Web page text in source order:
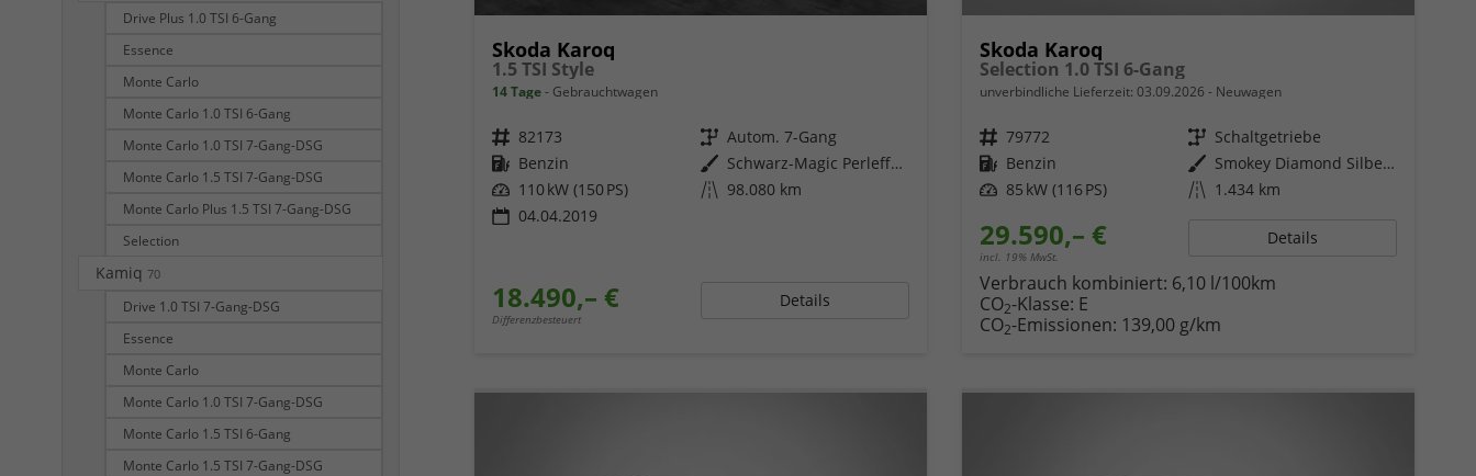
Skoda Karoq
1.5 TSI Style
14 Tage Gebrauchtwagen
Fahrzeugnr. 82173 Getriebe Autom. 7-Gang
Kraftstoff Benzin Außenfarbe
Schwarz-Magic Perleffekt
Leistung 110 kW (150 PS) Kilometerstand 98.080 km
04.04.2019
18.490,– €
Differenzbesteuert
Details
Skoda Karoq
Selection 1.0 TSI 6-Gang
unverbindliche Lieferzeit: 03.09.2026 Neuwagen
Fahrzeugnr. 79772 Getriebe Schaltgetriebe
Kraftstoff Benzin Außenfarbe
Smokey Diamond Silber Metallic
Leistung 85 kW (116 PS) Kilometerstand 1.434 km
29.590,– €
incl. 19% MwSt.
Details
Verbrauch kombiniert: 6,10 l/100km
CO2-Klasse: E
CO2-Emissionen: 139,00 g/km
Drive Plus 1.0 TSI 6-Gang
Essence
Monte Carlo
Monte Carlo 1.0 TSI 6-Gang
Monte Carlo 1.0 TSI 7-Gang-DSG
Monte Carlo 1.5 TSI 7-Gang-DSG
Monte Carlo Plus 1.5 TSI 7-Gang-DSG
Selection
Kamiq 70
Drive 1.0 TSI 7-Gang-DSG
Essence
Monte Carlo
Monte Carlo 1.0 TSI 7-Gang-DSG
Monte Carlo 1.5 TSI 6-Gang
Monte Carlo 1.5 TSI 7-Gang-DSG